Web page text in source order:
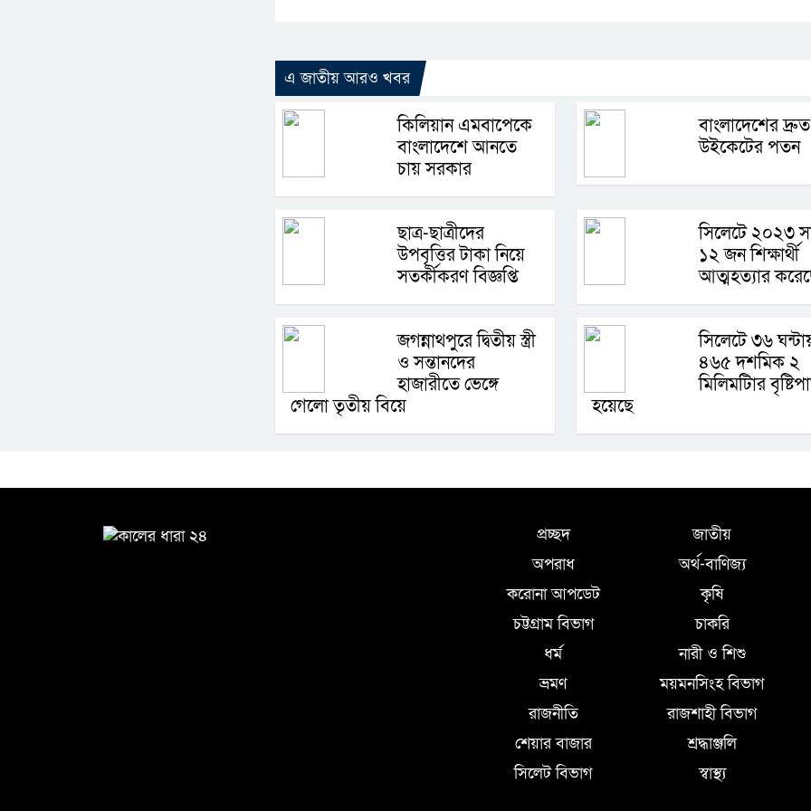
এ জাতীয় আরও খবর
কিলিয়ান এমবাপেকে
বাংলাদেশে আনতে
চায় সরকার
বাংলাদেশের
উইকেটের পতন
ছাত্র-ছাত্রীদের
উপবৃত্তির টাকা নিয়ে
সতর্কীকরণ বিজ্ঞপ্তি
সিলেটে ২০২৩
১২ জন শিক্ষার্থী
আত্মহত্যার
জগন্নাথপুরে দ্বিতীয় স্ত্রী
ও সন্তানদের
হাজারীতে ভেঙ্গে
গেলো তৃতীয় বিয়ে
সিলেটে ৩৬
৪৬৫ দশমিক ২
মিলিমটিার
হয়েছে
প্রচ্ছদ জাতীয়
অপরাধ
অর্থ-বাণিজ্য
করোনা আপডেট
কৃষি
চট্টগ্রাম বিভাগ
চাকরি
ধর্ম
নারী ও শিশু
ভ্রমণ
ময়মনসিংহ বিভাগ
রাজনীতি
রাজশাহী বিভাগ
শেয়ার বাজার
শ্রদ্ধাঞ্জলি
সিলেট বিভাগ
স্বাস্থ্য